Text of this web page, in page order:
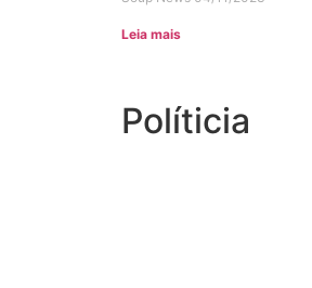
Leia mais
Políticia